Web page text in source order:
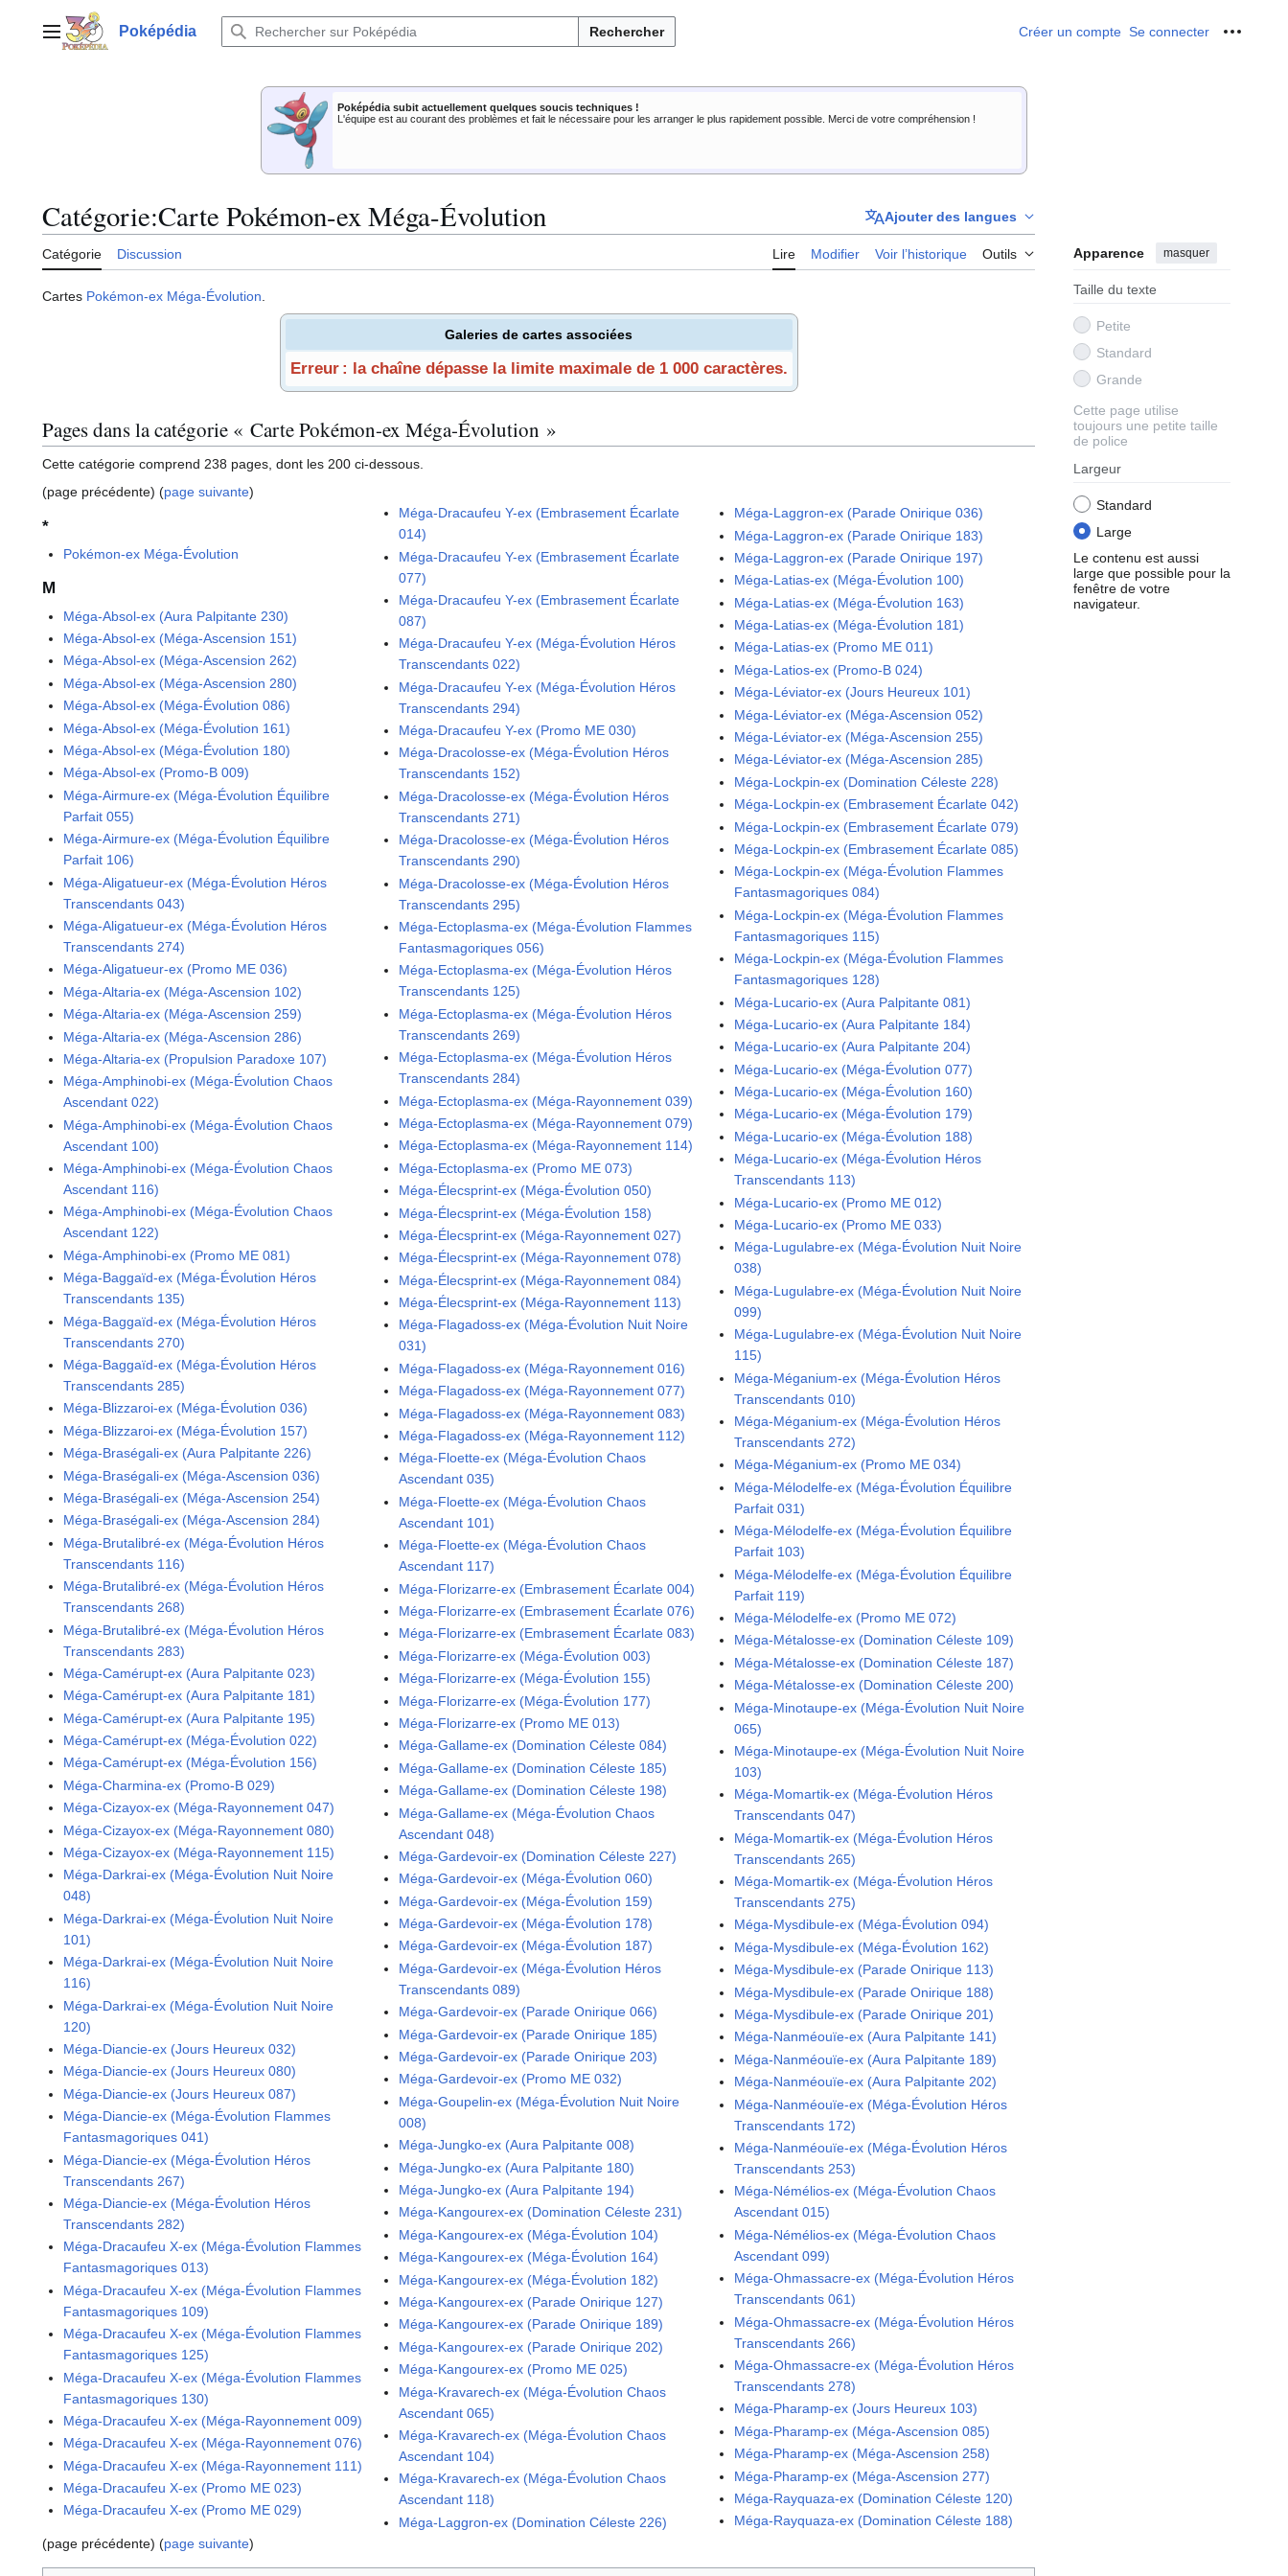
contenuMenu principalPoképédia Rechercher Créer un compte Se connecter Outils
Poképédia subit actuellement quelques soucis techniques !
L'équipe est au courant des problèmes et fait le nécessaire pour les arranger le plus rapidement possible. Merci de votre compréhension !
Catégorie:Carte Pokémon-ex Méga-Évolution Ajouter des langues
Catégorie Discussion Lire Modifier Voir l’historique Outils Apparence masquer
Taille du texte
Petite
Standard
Grande
Cette page utilise
toujours une petite taille
de police
Largeur
Standard
Large
Le contenu est aussi
large que possible pour la
fenêtre de votre
navigateur.
Cartes Pokémon-ex Méga-Évolution
Galeries de cartes associées
Erreur : la chaîne dépasse la limite maximale de 1 000 caractères.
Pages dans la catégorie « Carte Pokémon-ex Méga-Évolution »
Cette catégorie comprend 238 pages, dont les 200 ci-dessous.
(page précédente) (page suivante)
*
Pokémon-ex Méga-Évolution
M
Méga-Absol-ex (Aura Palpitante 230)
Méga-Absol-ex (Méga-Ascension 151)
Méga-Absol-ex (Méga-Ascension 262)
Méga-Absol-ex (Méga-Ascension 280)
Méga-Absol-ex (Méga-Évolution 086)
Méga-Absol-ex (Méga-Évolution 161)
Méga-Absol-ex (Méga-Évolution 180)
Méga-Absol-ex (Promo-B 009)
Méga-Airmure-ex (Méga-Évolution Équilibre
Parfait 055)
Méga-Airmure-ex (Méga-Évolution Équilibre
Parfait 106)
Méga-Aligatueur-ex (Méga-Évolution Héros
Transcendants 043)
Méga-Aligatueur-ex (Méga-Évolution Héros
Transcendants 274)
Méga-Aligatueur-ex (Promo ME 036)
Méga-Altaria-ex (Méga-Ascension 102)
Méga-Altaria-ex (Méga-Ascension 259)
Méga-Altaria-ex (Méga-Ascension 286)
Méga-Altaria-ex (Propulsion Paradoxe 107)
Méga-Amphinobi-ex (Méga-Évolution Chaos
Ascendant 022)
Méga-Amphinobi-ex (Méga-Évolution Chaos
Ascendant 100)
Méga-Amphinobi-ex (Méga-Évolution Chaos
Ascendant 116)
Méga-Amphinobi-ex (Méga-Évolution Chaos
Ascendant 122)
Méga-Amphinobi-ex (Promo ME 081)
Méga-Baggaïd-ex (Méga-Évolution Héros
Transcendants 135)
Méga-Baggaïd-ex (Méga-Évolution Héros
Transcendants 270)
Méga-Baggaïd-ex (Méga-Évolution Héros
Transcendants 285)
Méga-Blizzaroi-ex (Méga-Évolution 036)
Méga-Blizzaroi-ex (Méga-Évolution 157)
Méga-Braségali-ex (Aura Palpitante 226)
Méga-Braségali-ex (Méga-Ascension 036)
Méga-Braségali-ex (Méga-Ascension 254)
Méga-Braségali-ex (Méga-Ascension 284)
Méga-Brutalibré-ex (Méga-Évolution Héros
Transcendants 116)
Méga-Brutalibré-ex (Méga-Évolution Héros
Transcendants 268)
Méga-Brutalibré-ex (Méga-Évolution Héros
Transcendants 283)
Méga-Camérupt-ex (Aura Palpitante 023)
Méga-Camérupt-ex (Aura Palpitante 181)
Méga-Camérupt-ex (Aura Palpitante 195)
Méga-Camérupt-ex (Méga-Évolution 022)
Méga-Camérupt-ex (Méga-Évolution 156)
Méga-Charmina-ex (Promo-B 029)
Méga-Cizayox-ex (Méga-Rayonnement 047)
Méga-Cizayox-ex (Méga-Rayonnement 080)
Méga-Cizayox-ex (Méga-Rayonnement 115)
Méga-Darkrai-ex (Méga-Évolution Nuit Noire
048)
Méga-Darkrai-ex (Méga-Évolution Nuit Noire
101)
Méga-Darkrai-ex (Méga-Évolution Nuit Noire
116)
Méga-Darkrai-ex (Méga-Évolution Nuit Noire
120)
Méga-Diancie-ex (Jours Heureux 032)
Méga-Diancie-ex (Jours Heureux 080)
Méga-Diancie-ex (Jours Heureux 087)
Méga-Diancie-ex (Méga-Évolution Flammes
Fantasmagoriques 041)
Méga-Diancie-ex (Méga-Évolution Héros
Transcendants 267)
Méga-Diancie-ex (Méga-Évolution Héros
Transcendants 282)
Méga-Dracaufeu X-ex (Méga-Évolution Flammes
Fantasmagoriques 013)
Méga-Dracaufeu X-ex (Méga-Évolution Flammes
Fantasmagoriques 109)
Méga-Dracaufeu X-ex (Méga-Évolution Flammes
Fantasmagoriques 125)
Méga-Dracaufeu X-ex (Méga-Évolution Flammes
Fantasmagoriques 130)
Méga-Dracaufeu X-ex (Méga-Rayonnement 009)
Méga-Dracaufeu X-ex (Méga-Rayonnement 076)
Méga-Dracaufeu X-ex (Méga-Rayonnement 111)
Méga-Dracaufeu X-ex (Promo ME 023)
Méga-Dracaufeu X-ex (Promo ME 029)
Méga-Dracaufeu Y-ex (Embrasement Écarlate
014)
Méga-Dracaufeu Y-ex (Embrasement Écarlate
077)
Méga-Dracaufeu Y-ex (Embrasement Écarlate
087)
Méga-Dracaufeu Y-ex (Méga-Évolution Héros
Transcendants 022)
Méga-Dracaufeu Y-ex (Méga-Évolution Héros
Transcendants 294)
Méga-Dracaufeu Y-ex (Promo ME 030)
Méga-Dracolosse-ex (Méga-Évolution Héros
Transcendants 152)
Méga-Dracolosse-ex (Méga-Évolution Héros
Transcendants 271)
Méga-Dracolosse-ex (Méga-Évolution Héros
Transcendants 290)
Méga-Dracolosse-ex (Méga-Évolution Héros
Transcendants 295)
Méga-Ectoplasma-ex (Méga-Évolution Flammes
Fantasmagoriques 056)
Méga-Ectoplasma-ex (Méga-Évolution Héros
Transcendants 125)
Méga-Ectoplasma-ex (Méga-Évolution Héros
Transcendants 269)
Méga-Ectoplasma-ex (Méga-Évolution Héros
Transcendants 284)
Méga-Ectoplasma-ex (Méga-Rayonnement 039)
Méga-Ectoplasma-ex (Méga-Rayonnement 079)
Méga-Ectoplasma-ex (Méga-Rayonnement 114)
Méga-Ectoplasma-ex (Promo ME 073)
Méga-Élecsprint-ex (Méga-Évolution 050)
Méga-Élecsprint-ex (Méga-Évolution 158)
Méga-Élecsprint-ex (Méga-Rayonnement 027)
Méga-Élecsprint-ex (Méga-Rayonnement 078)
Méga-Élecsprint-ex (Méga-Rayonnement 084)
Méga-Élecsprint-ex (Méga-Rayonnement 113)
Méga-Flagadoss-ex (Méga-Évolution Nuit Noire
031)
Méga-Flagadoss-ex (Méga-Rayonnement 016)
Méga-Flagadoss-ex (Méga-Rayonnement 077)
Méga-Flagadoss-ex (Méga-Rayonnement 083)
Méga-Flagadoss-ex (Méga-Rayonnement 112)
Méga-Floette-ex (Méga-Évolution Chaos
Ascendant 035)
Méga-Floette-ex (Méga-Évolution Chaos
Ascendant 101)
Méga-Floette-ex (Méga-Évolution Chaos
Ascendant 117)
Méga-Florizarre-ex (Embrasement Écarlate 004)
Méga-Florizarre-ex (Embrasement Écarlate 076)
Méga-Florizarre-ex (Embrasement Écarlate 083)
Méga-Florizarre-ex (Méga-Évolution 003)
Méga-Florizarre-ex (Méga-Évolution 155)
Méga-Florizarre-ex (Méga-Évolution 177)
Méga-Florizarre-ex (Promo ME 013)
Méga-Gallame-ex (Domination Céleste 084)
Méga-Gallame-ex (Domination Céleste 185)
Méga-Gallame-ex (Domination Céleste 198)
Méga-Gallame-ex (Méga-Évolution Chaos
Ascendant 048)
Méga-Gardevoir-ex (Domination Céleste 227)
Méga-Gardevoir-ex (Méga-Évolution 060)
Méga-Gardevoir-ex (Méga-Évolution 159)
Méga-Gardevoir-ex (Méga-Évolution 178)
Méga-Gardevoir-ex (Méga-Évolution 187)
Méga-Gardevoir-ex (Méga-Évolution Héros
Transcendants 089)
Méga-Gardevoir-ex (Parade Onirique 066)
Méga-Gardevoir-ex (Parade Onirique 185)
Méga-Gardevoir-ex (Parade Onirique 203)
Méga-Gardevoir-ex (Promo ME 032)
Méga-Goupelin-ex (Méga-Évolution Nuit Noire
008)
Méga-Jungko-ex (Aura Palpitante 008)
Méga-Jungko-ex (Aura Palpitante 180)
Méga-Jungko-ex (Aura Palpitante 194)
Méga-Kangourex-ex (Domination Céleste 231)
Méga-Kangourex-ex (Méga-Évolution 104)
Méga-Kangourex-ex (Méga-Évolution 164)
Méga-Kangourex-ex (Méga-Évolution 182)
Méga-Kangourex-ex (Parade Onirique 127)
Méga-Kangourex-ex (Parade Onirique 189)
Méga-Kangourex-ex (Parade Onirique 202)
Méga-Kangourex-ex (Promo ME 025)
Méga-Kravarech-ex (Méga-Évolution Chaos
Ascendant 065)
Méga-Kravarech-ex (Méga-Évolution Chaos
Ascendant 104)
Méga-Kravarech-ex (Méga-Évolution Chaos
Ascendant 118)
Méga-Laggron-ex (Domination Céleste 226)
Méga-Laggron-ex (Parade Onirique 036)
Méga-Laggron-ex (Parade Onirique 183)
Méga-Laggron-ex (Parade Onirique 197)
Méga-Latias-ex (Méga-Évolution 100)
Méga-Latias-ex (Méga-Évolution 163)
Méga-Latias-ex (Méga-Évolution 181)
Méga-Latias-ex (Promo ME 011)
Méga-Latios-ex (Promo-B 024)
Méga-Léviator-ex (Jours Heureux 101)
Méga-Léviator-ex (Méga-Ascension 052)
Méga-Léviator-ex (Méga-Ascension 255)
Méga-Léviator-ex (Méga-Ascension 285)
Méga-Lockpin-ex (Domination Céleste 228)
Méga-Lockpin-ex (Embrasement Écarlate 042)
Méga-Lockpin-ex (Embrasement Écarlate 079)
Méga-Lockpin-ex (Embrasement Écarlate 085)
Méga-Lockpin-ex (Méga-Évolution Flammes
Fantasmagoriques 084)
Méga-Lockpin-ex (Méga-Évolution Flammes
Fantasmagoriques 115)
Méga-Lockpin-ex (Méga-Évolution Flammes
Fantasmagoriques 128)
Méga-Lucario-ex (Aura Palpitante 081)
Méga-Lucario-ex (Aura Palpitante 184)
Méga-Lucario-ex (Aura Palpitante 204)
Méga-Lucario-ex (Méga-Évolution 077)
Méga-Lucario-ex (Méga-Évolution 160)
Méga-Lucario-ex (Méga-Évolution 179)
Méga-Lucario-ex (Méga-Évolution 188)
Méga-Lucario-ex (Méga-Évolution Héros
Transcendants 113)
Méga-Lucario-ex (Promo ME 012)
Méga-Lucario-ex (Promo ME 033)
Méga-Lugulabre-ex (Méga-Évolution Nuit Noire
038)
Méga-Lugulabre-ex (Méga-Évolution Nuit Noire
099)
Méga-Lugulabre-ex (Méga-Évolution Nuit Noire
115)
Méga-Méganium-ex (Méga-Évolution Héros
Transcendants 010)
Méga-Méganium-ex (Méga-Évolution Héros
Transcendants 272)
Méga-Méganium-ex (Promo ME 034)
Méga-Mélodelfe-ex (Méga-Évolution Équilibre
Parfait 031)
Méga-Mélodelfe-ex (Méga-Évolution Équilibre
Parfait 103)
Méga-Mélodelfe-ex (Méga-Évolution Équilibre
Parfait 119)
Méga-Mélodelfe-ex (Promo ME 072)
Méga-Métalosse-ex (Domination Céleste 109)
Méga-Métalosse-ex (Domination Céleste 187)
Méga-Métalosse-ex (Domination Céleste 200)
Méga-Minotaupe-ex (Méga-Évolution Nuit Noire
065)
Méga-Minotaupe-ex (Méga-Évolution Nuit Noire
103)
Méga-Momartik-ex (Méga-Évolution Héros
Transcendants 047)
Méga-Momartik-ex (Méga-Évolution Héros
Transcendants 265)
Méga-Momartik-ex (Méga-Évolution Héros
Transcendants 275)
Méga-Mysdibule-ex (Méga-Évolution 094)
Méga-Mysdibule-ex (Méga-Évolution 162)
Méga-Mysdibule-ex (Parade Onirique 113)
Méga-Mysdibule-ex (Parade Onirique 188)
Méga-Mysdibule-ex (Parade Onirique 201)
Méga-Nanméouïe-ex (Aura Palpitante 141)
Méga-Nanméouïe-ex (Aura Palpitante 189)
Méga-Nanméouïe-ex (Aura Palpitante 202)
Méga-Nanméouïe-ex (Méga-Évolution Héros
Transcendants 172)
Méga-Nanméouïe-ex (Méga-Évolution Héros
Transcendants 253)
Méga-Némélios-ex (Méga-Évolution Chaos
Ascendant 015)
Méga-Némélios-ex (Méga-Évolution Chaos
Ascendant 099)
Méga-Ohmassacre-ex (Méga-Évolution Héros
Transcendants 061)
Méga-Ohmassacre-ex (Méga-Évolution Héros
Transcendants 266)
Méga-Ohmassacre-ex (Méga-Évolution Héros
Transcendants 278)
Méga-Pharamp-ex (Jours Heureux 103)
Méga-Pharamp-ex (Méga-Ascension 085)
Méga-Pharamp-ex (Méga-Ascension 258)
Méga-Pharamp-ex (Méga-Ascension 277)
Méga-Rayquaza-ex (Domination Céleste 120)
Méga-Rayquaza-ex (Domination Céleste 188)
(page précédente) (page suivante)